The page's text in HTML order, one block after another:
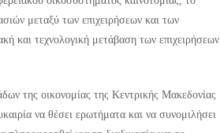
μεταξύ των επιχειρήσεων και των
και τεχνολογική μετάβαση των επιχειρήσεων
της οικονομίας της Κεντρικής Μακεδονίας
να θέσει ερωτήματα και να συνομιλήσει